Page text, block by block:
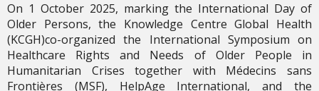
On 1 October 2025, marking the International Day of
Older Persons, the Knowledge Centre Global Health
(KCGH)co-organized the International Symposium on
Healthcare Rights and Needs of Older People in
Humanitarian Crises together with Médecins sans
Frontières (MSF), HelpAge International, and the